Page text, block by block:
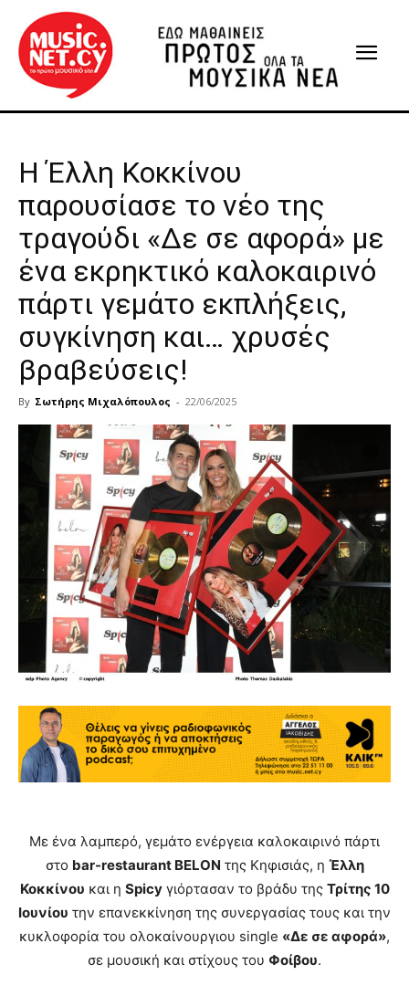
Η Έλλη Κοκκίνου
παρουσίασε το νέο της
τραγούδι «Δε σε αφορά» με
ένα εκρηκτικό καλοκαιρινό
πάρτι γεμάτο εκπλήξεις,
συγκίνηση και… χρυσές
βραβεύσεις!
By Σωτήρης Μιχαλόπουλος - 22/06/2025
Με ένα λαμπερό, γεμάτο ενέργεια καλοκαιρινό πάρτι
στο bar-restaurant BELON της Κηφισιάς, η Έλλη
Κοκκίνου και η Spicyγιόρτασαν το βράδυ της Τρίτης 10
Ιουνίου την επανεκκίνηση της συνεργασίας τους και την
κυκλοφορία του ολοκαίνουργιου single «Δε σε αφορά»,
σε μουσική και στίχους του Φοίβου.